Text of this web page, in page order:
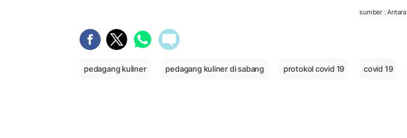
sumber : Antara
pedagang kuliner pedagang kuliner di sabang protokol covid 19 covid 19